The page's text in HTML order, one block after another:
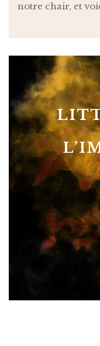
notre chair, et